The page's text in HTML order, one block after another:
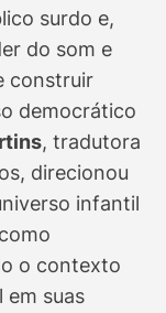
surdo e,
do som e
construir
democrático
, tradutora
direcionou
infantil
o contexto
em suas